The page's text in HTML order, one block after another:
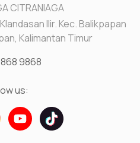
CITRANIAGA
Ilir. Kec. Balikpapan
Kalimantan Timur
9868
us: